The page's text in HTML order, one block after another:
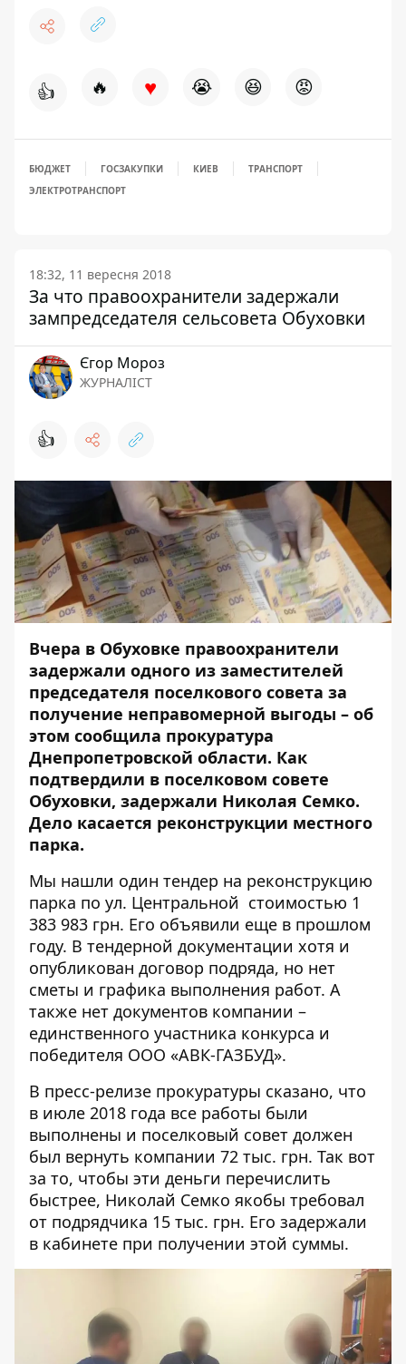
👍 🔥 ♥ 😭 😆 😡
БЮДЖЕТ ГОСЗАКУПКИ КИЕВ
ТРАНСПОРТ
ЭЛЕКТРОТРАНСПОРТ
18:32, 11 вересня 2018
За что правоохранители задержали
зампредседателя сельсовета Обуховки
Єгор Мороз
ЖУРНАЛІСТ
👍
Вчера в Обуховке правоохранители
задержали одного из заместителей
председателя поселкового совета за
получение неправомерной выгоды – об
этом сообщила прокуратура
Днепропетровской области. Как
подтвердили в поселковом совете
Обуховки, задержали Николая Семко.
Дело касается реконструкции местного
парка.
Мы нашли один тендер на реконструкцию
парка по ул. Центральной стоимостью 1
383 983 грн. Его объявили еще в прошлом
году. В тендерной документации хотя и
опубликован договор подряда, но нет
сметы и графика выполнения работ. А
также нет документов компании –
единственного участника конкурса и
победителя ООО «АВК-ГАЗБУД».
В пресс-релизе прокуратуры сказано, что
в июле 2018 года все работы были
выполнены и поселковый совет должен
был вернуть компании 72 тыс. грн. Так вот
за то, чтобы эти деньги перечислить
быстрее, Николай Семко якобы требовал
от подрядчика 15 тыс. грн. Его задержали
в кабинете при получении этой суммы.